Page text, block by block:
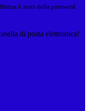
il reset della password
di posta elettronica!